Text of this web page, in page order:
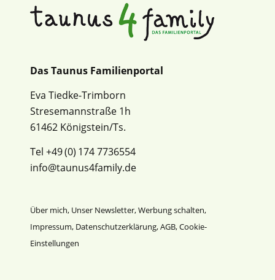
Das Taunus Familienportal
Eva Tiedke-Trimborn
Stresemannstraße 1h
61462 Königstein/Ts.
Tel +49 (0) 174 7736554
info@taunus4family.de
Über mich, Unser Newsletter,Werbung schalten,
Impressum, Datenschutz­erklärung,AGB,Cookie-
Einstellungen